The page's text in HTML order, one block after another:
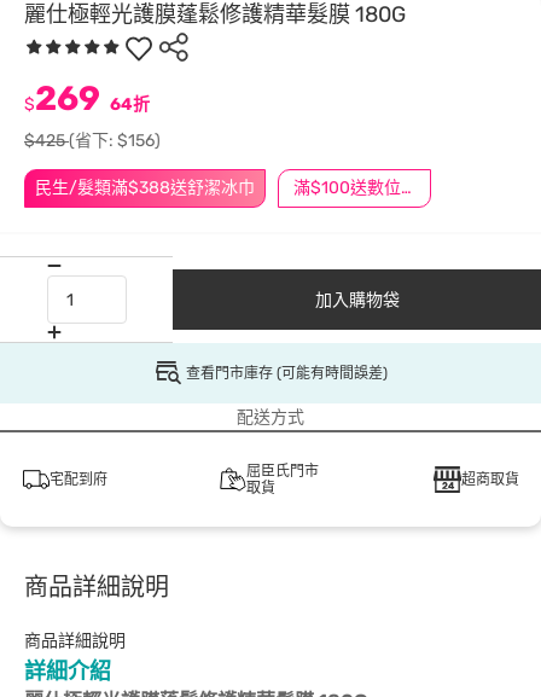
麗仕極輕光護膜蓬鬆修護精華髮膜 180G
民生/髮類滿$388送舒潔冰巾 滿$100送數位印花
$269 64折
$425(省下: $156)
加入購物袋
查看門市庫存 (可能有時間誤差)
配送方式
宅配到府
屈臣氏門市
取貨
超商取貨
商品詳細說明
商品詳細說明
詳細介紹